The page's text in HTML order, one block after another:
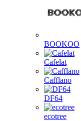
BOOKOO
Cafelat
Cafflano
DF64
ecotree